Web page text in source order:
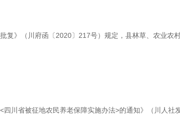
复》（川府函〔2020〕217号）规定，县林草、农业农
川省被征地农民养老保障实施办法>的通知》（川人社